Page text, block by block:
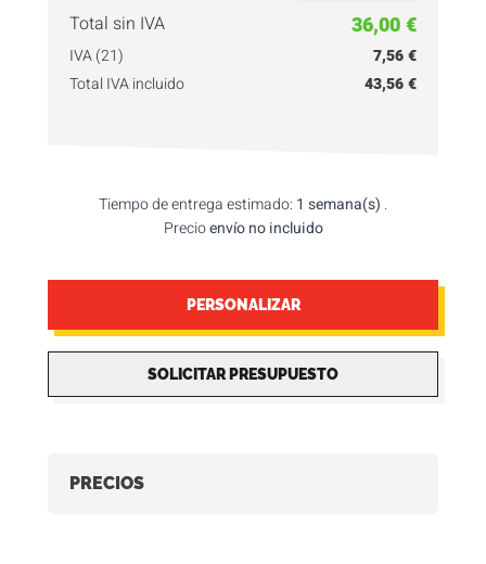
Total sin IVA
36,00 €
IVA (21)
7,56 €
Total IVA incluido
43,56 €
Tiempo de entrega estimado: 1 semana(s) .
Precioenvío no incluido
PERSONALIZAR
SOLICITAR PRESUPUESTO
PRECIOS